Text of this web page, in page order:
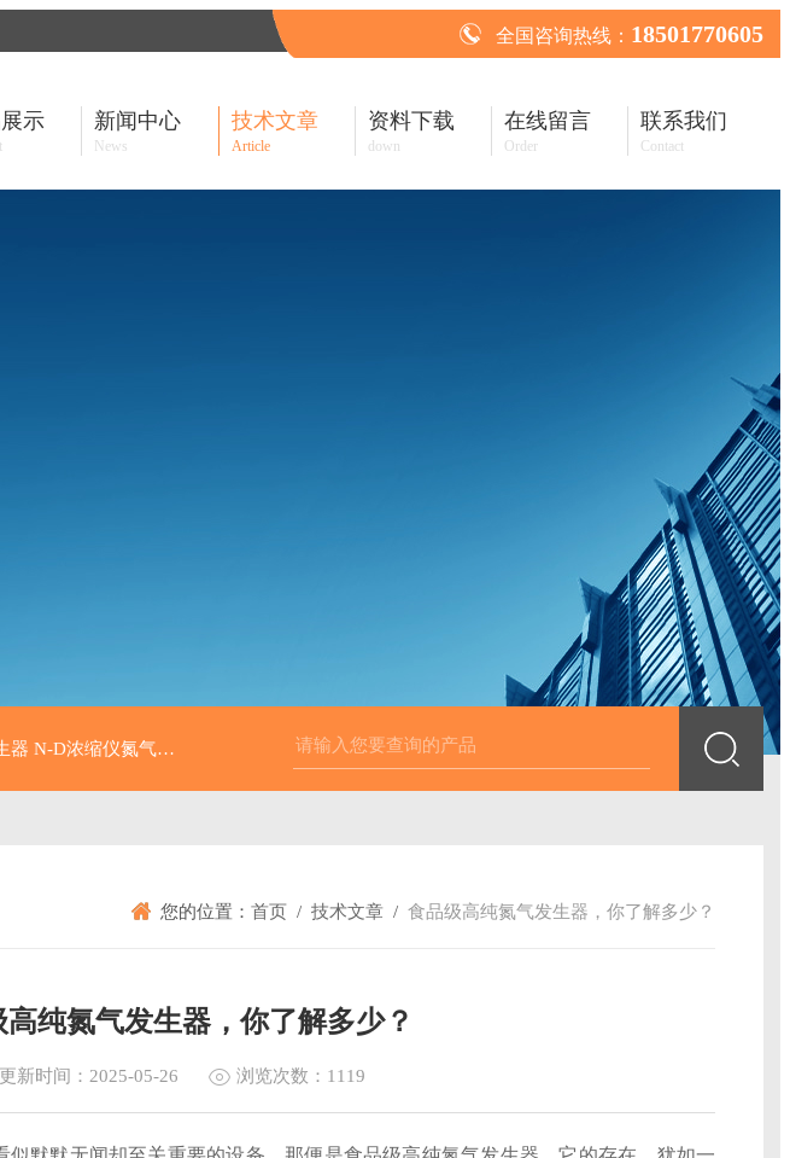
全国咨询热线： 18501770605
示 新闻中心
News
技术文章
Article
资料下载
down
在线留言
Order
联系我们
Contact
器 N-D浓缩仪氮气发生器 N-D氮吹仪氮气发生器 A型实验室静音洁净空气发生器大流量 A系列A型
您的位置： 首页 / 技术文章 / 食品级高纯氮气发生器，你了解多少？
高纯氮气发生器，你了解多少？
更新时间：2025-05-26 浏览次数：1119